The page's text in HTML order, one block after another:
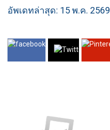
อัพเดทล่าสุด: 15 พ.ค. 2569